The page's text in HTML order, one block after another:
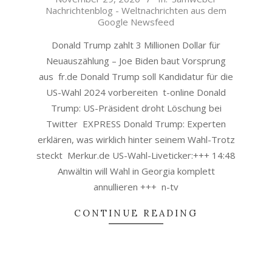
29Nachrichtenblog - Weltnachrichten aus dem
Google Newsfeed
Donald Trump zahlt 3 Millionen Dollar für
Neuauszählung – Joe Biden baut Vorsprung
aus fr.de Donald Trump soll Kandidatur für die
US-Wahl 2024 vorbereiten t-online Donald
Trump: US-Präsident droht Löschung bei
Twitter EXPRESS Donald Trump: Experten
erklären, was wirklich hinter seinem Wahl-Trotz
steckt Merkur.de US-Wahl-Liveticker:+++ 14:48
Anwältin will Wahl in Georgia komplett
annullieren +++ n-tv
CONTINUE READING